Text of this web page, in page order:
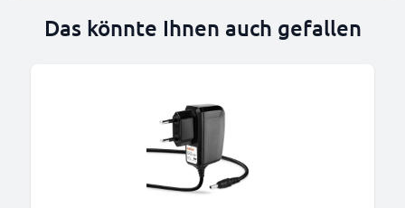
Das könnte Ihnen auch gefallen